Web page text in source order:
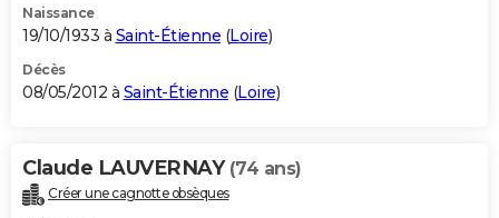
Naissance
19/10/1933 à Saint-Étienne (Loire)
Décès
08/05/2012 à Saint-Étienne (Loire)
Claude LAUVERNAY (74 ans)
Créer une cagnotte obsèques